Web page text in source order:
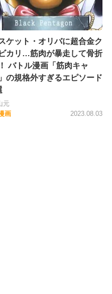
ケット・オリバに超合金ク
カリ…筋肉が暴走して骨折
バトル漫画「筋肉キャ
の規格外すぎるエピソード
元
画
2023.08.03